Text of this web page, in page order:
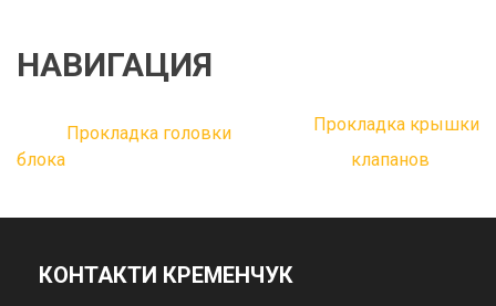
НАВИГАЦИЯ
Прокладка головки
блока
Прокладка крышки
клапанов
КОНТАКТИ КРЕМЕНЧУК